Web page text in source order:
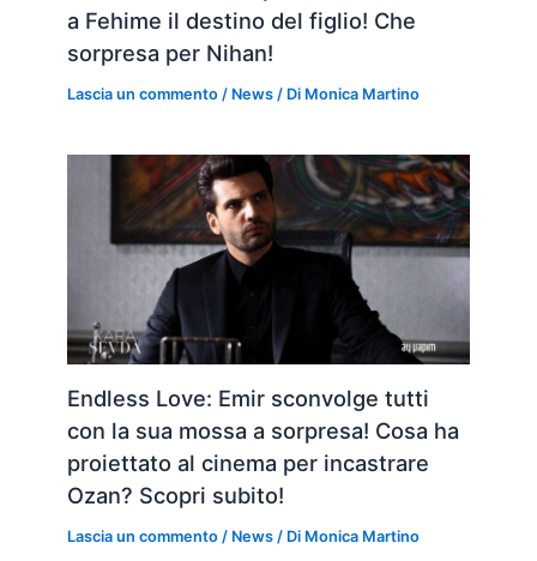
a Fehime il destino del figlio! Che
sorpresa per Nihan!
Lascia un commento / News / Di Monica Martino
Endless Love: Emir sconvolge tutti
con la sua mossa a sorpresa! Cosa ha
proiettato al cinema per incastrare
Ozan? Scopri subito!
Lascia un commento / News / Di Monica Martino